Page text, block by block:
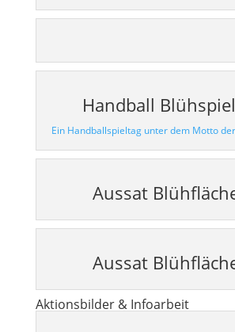
Handball
Ein Handballspieltag unter dem Motto
Aussat
Aussat
Aktionsbilder & Infoarbeit